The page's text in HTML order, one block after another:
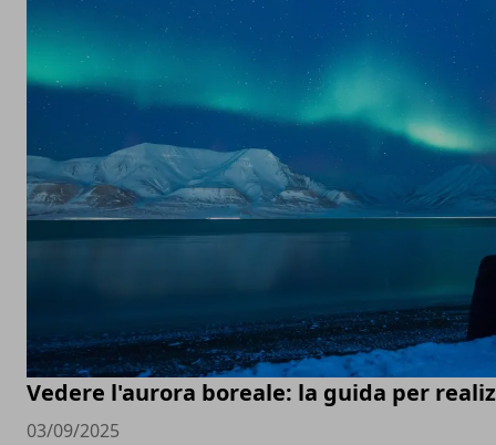
Vedere l'aurora boreale: la guida per
03/09/2025